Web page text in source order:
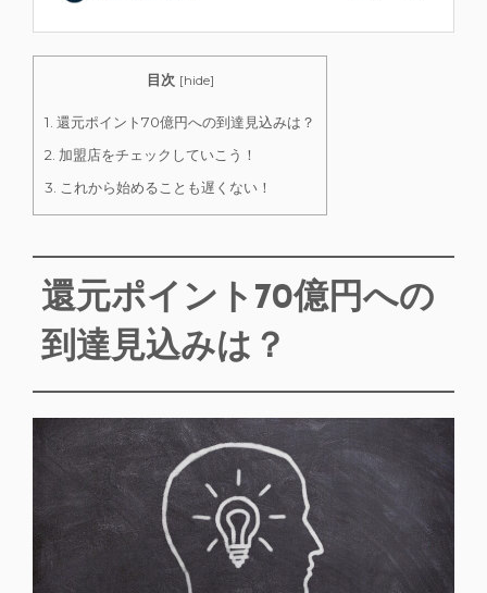
目次 [hide]
1. 還元ポイント70億円への到達見込みは？
2. 加盟店をチェックしていこう！
3.
これから始めることも遅くない！
還元ポイント70億円への
到達見込みは？